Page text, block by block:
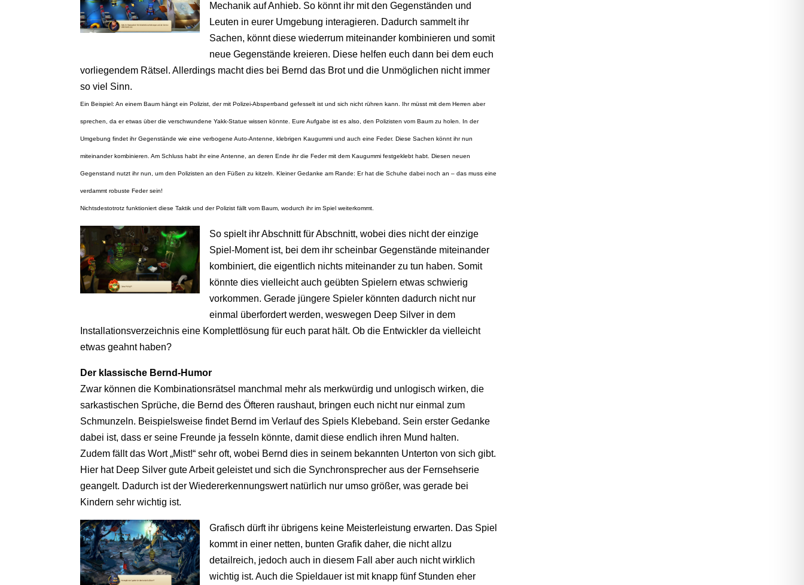
Mechanik auf Anhieb. So könnt ihr mit den Gegenständen und
Leuten in eurer Umgebung interagieren. Dadurch sammelt ihr
Sachen, könnt diese wiederrum miteinander kombinieren und somit
neue Gegenstände kreieren. Diese helfen euch dann bei dem euch
vorliegendem Rätsel. Allerdings macht dies bei Bernd das Brot und die Unmöglichen nicht immer
so viel Sinn.
Ein Beispiel: An einem Baum hängt ein Polizist, der mit Polizei-Absperrband gefesselt ist und sich nicht rühren kann. Ihr müsst mit dem Herren aber
sprechen, da er etwas über die verschwundene Yakk-Statue wissen könnte. Eure Aufgabe ist es also, den Polizisten vom Baum zu holen. In der
Umgebung findet ihr Gegenstände wie eine verbogene Auto-Antenne, klebrigen Kaugummi und auch eine Feder. Diese Sachen könnt ihr nun
miteinander kombinieren. Am Schluss habt ihr eine Antenne, an deren Ende ihr die Feder mit dem Kaugummi festgeklebt habt. Diesen neuen
Gegenstand nutzt ihr nun, um den Polizisten an den Füßen zu kitzeln. Kleiner Gedanke am Rande: Er hat die Schuhe dabei noch an – das muss eine
verdammt robuste Feder sein!
Nichtsdestotrotz funktioniert diese Taktik und der Polizist fällt vom Baum, wodurch ihr im Spiel weiterkommt.
So spielt ihr Abschnitt für Abschnitt, wobei dies nicht der einzige
Spiel-Moment ist, bei dem ihr scheinbar Gegenstände miteinander
kombiniert, die eigentlich nichts miteinander zu tun haben. Somit
könnte dies vielleicht auch geübten Spielern etwas schwierig
vorkommen. Gerade jüngere Spieler könnten dadurch nicht nur
einmal überfordert werden, weswegen Deep Silver in dem
Installationsverzeichnis eine Komplettlösung für euch parat hält. Ob die Entwickler da vielleicht
etwas geahnt haben?
Der klassische Bernd-Humor
Zwar können die Kombinationsrätsel manchmal mehr als merkwürdig und unlogisch wirken, die
sarkastischen Sprüche, die Bernd des Öfteren raushaut, bringen euch nicht nur einmal zum
Schmunzeln. Beispielsweise findet Bernd im Verlauf des Spiels Klebeband. Sein erster Gedanke
dabei ist, dass er seine Freunde ja fesseln könnte, damit diese endlich ihren Mund halten.
Zudem fällt das Wort „Mist!“ sehr oft, wobei Bernd dies in seinem bekannten Unterton von sich gibt.
Hier hat Deep Silver gute Arbeit geleistet und sich die Synchronsprecher aus der Fernsehserie
geangelt. Dadurch ist der Wiedererkennungswert natürlich nur umso größer, was gerade bei
Kindern sehr wichtig ist.
Grafisch dürft ihr übrigens keine Meisterleistung erwarten. Das Spiel
kommt in einer netten, bunten Grafik daher, die nicht allzu
detailreich, jedoch auch in diesem Fall aber auch nicht wirklich
wichtig ist. Auch die Spieldauer ist mit knapp fünf Stunden eher